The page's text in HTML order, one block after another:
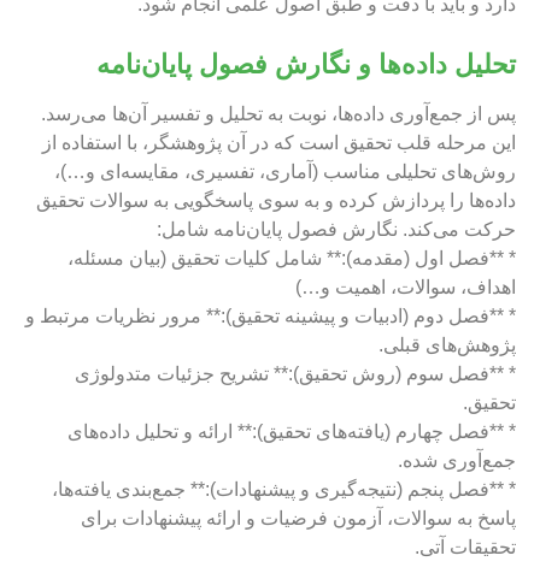
دارد و باید با دقت و طبق اصول علمی انجام شود.
تحلیل داده‌ها و نگارش فصول پایان‌نامه
پس از جمع‌آوری داده‌ها، نوبت به تحلیل و تفسیر آن‌ها می‌رسد.
این مرحله قلب تحقیق است که در آن پژوهشگر، با استفاده از
روش‌های تحلیلی مناسب (آماری، تفسیری، مقایسه‌ای و…)،
داده‌ها را پردازش کرده و به سوی پاسخگویی به سوالات تحقیق
حرکت می‌کند. نگارش فصول پایان‌نامه شامل:
* **فصل اول (مقدمه):** شامل کلیات تحقیق (بیان مسئله،
اهداف، سوالات، اهمیت و…)
* **فصل دوم (ادبیات و پیشینه تحقیق):** مرور نظریات مرتبط و
پژوهش‌های قبلی.
* **فصل سوم (روش تحقیق):** تشریح جزئیات متدولوژی
تحقیق.
* **فصل چهارم (یافته‌های تحقیق):** ارائه و تحلیل داده‌های
جمع‌آوری شده.
* **فصل پنجم (نتیجه‌گیری و پیشنهادات):** جمع‌بندی یافته‌ها،
پاسخ به سوالات، آزمون فرضیات و ارائه پیشنهادات برای
تحقیقات آتی.